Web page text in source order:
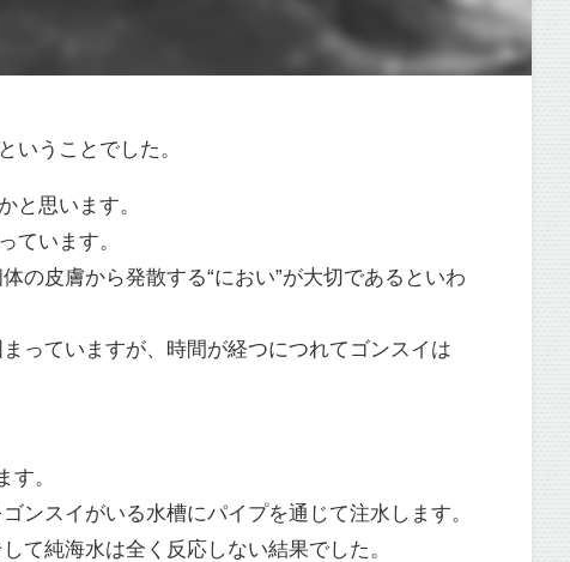
いうことでした。
と思います。
ています。
の皮膚から発散する“におい”が大切であるといわ
っていますが、時間が経つにつれてゴンスイは
す。
ンスイがいる水槽にパイプを通じて注水します。
て純海水は全く反応しない結果でした。